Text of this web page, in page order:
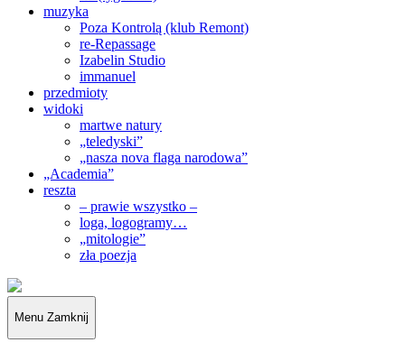
muzyka
Poza Kontrolą (klub Remont)
re-Repassage
Izabelin Studio
immanuel
przedmioty
widoki
martwe natury
„teledyski”
„nasza nova flaga narodowa”
„Academia”
reszta
– prawie wszystko –
loga, logogramy…
„mitologie”
zła poezja
„Obywatele…”
Menu Zamknij